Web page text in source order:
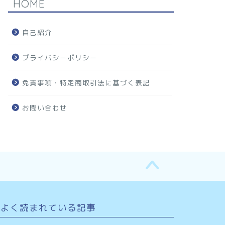
HOME
自己紹介
プライバシーポリシー
免責事項・特定商取引法に基づく表記
お問い合わせ
よく読まれている記事